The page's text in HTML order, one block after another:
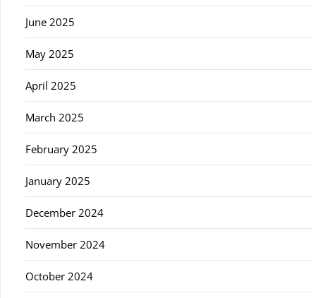
June 2025
May 2025
April 2025
March 2025
February 2025
January 2025
December 2024
November 2024
October 2024